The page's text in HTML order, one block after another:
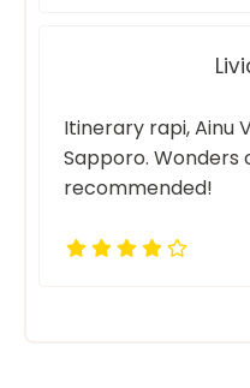
Itinerary rapi, Ainu
Sapporo. Wonders
recommended!